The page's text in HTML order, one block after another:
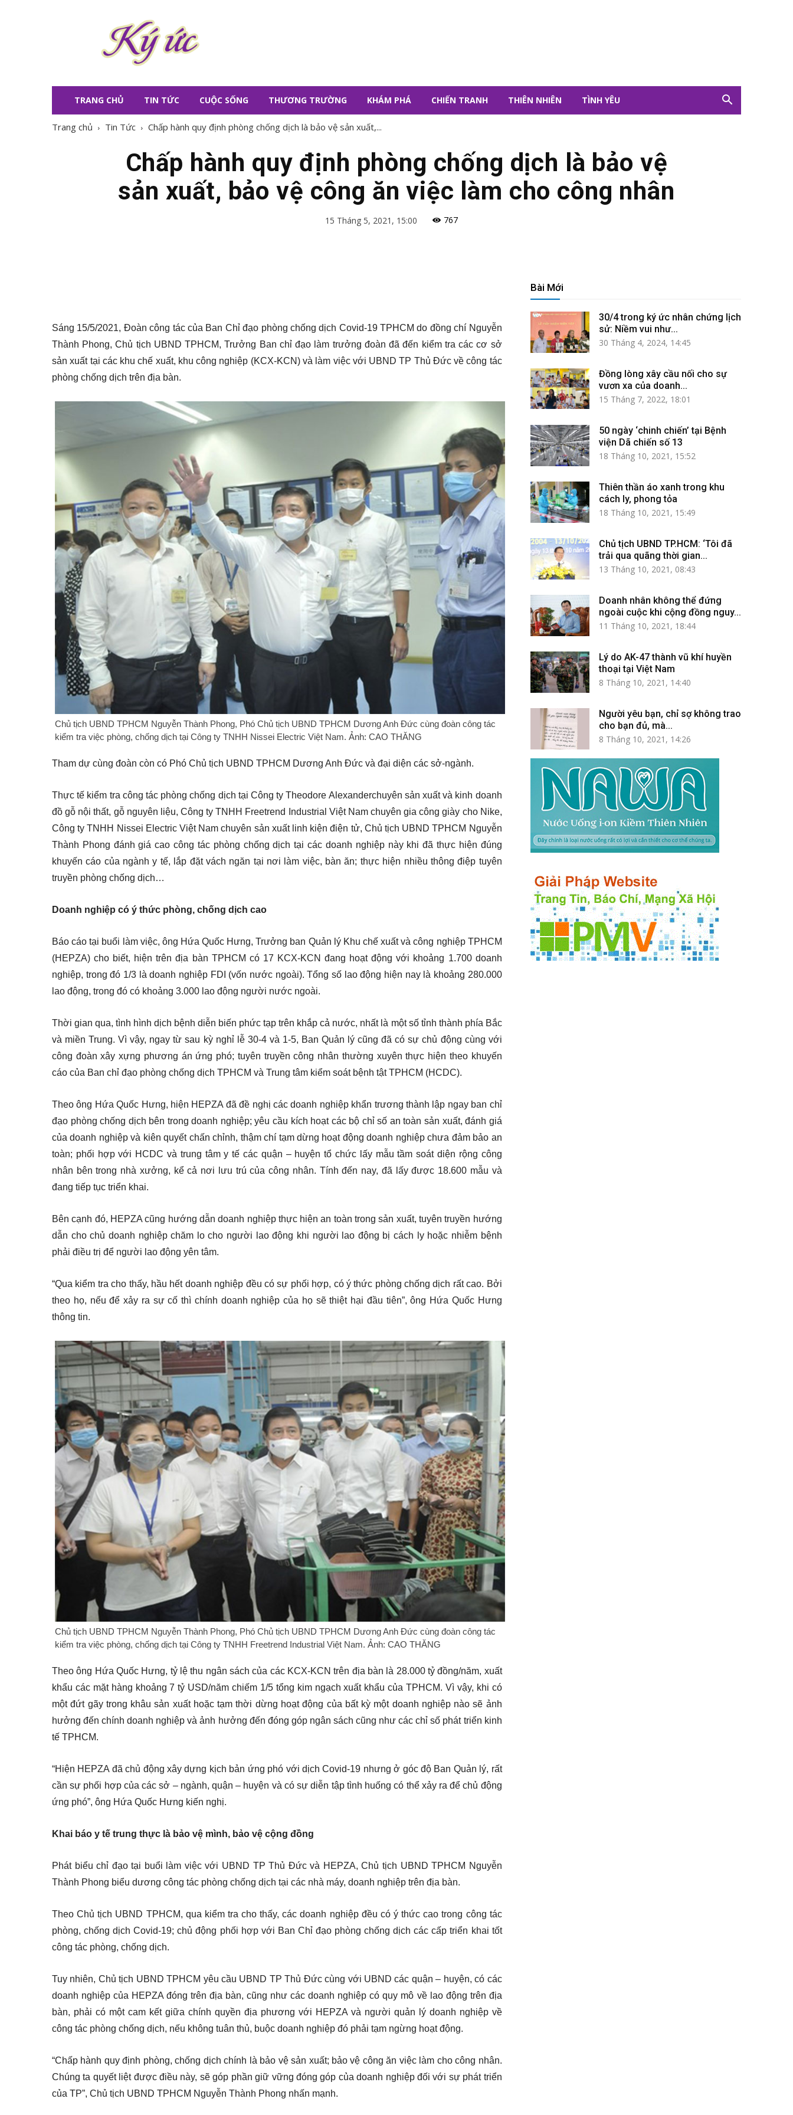
TRANG CHỦ TIN TỨC CUỘC SỐNG THƯƠNG TRƯỜNG KHÁM PHÁ CHIẾN TRANH THIÊN NHIÊN TÌNH YÊU
Trang chủ Tin Tức Chấp hành quy định phòng chống dịch là bảo vệ sản xuất,...
Chấp hành quy định phòng chống dịch là bảo vệ
sản xuất, bảo vệ công ăn việc làm cho công nhân
15 Tháng 5, 2021, 15:00 767
Sáng 15/5/2021, Đoàn công tác của Ban Chỉ đạo phòng chống dịch Covid-19 TPHCM do đồng chí Nguyễn
Thành Phong, Chủ tịch UBND TPHCM, Trưởng Ban chỉ đạo làm trưởng đoàn đã đến kiểm tra các cơ sở
sản xuất tại các khu chế xuất, khu công nghiệp (KCX-KCN) và làm việc với UBND TP Thủ Đức về công tác
phòng chống dịch trên địa bàn.
Chủ tịch UBND TPHCM Nguyễn Thành Phong, Phó Chủ tịch UBND TPHCM Dương Anh Đức cùng đoàn công tác
kiểm tra việc phòng, chống dịch tại Công ty TNHH Nissei Electric Việt Nam. Ảnh: CAO THĂNG
Tham dự cùng đoàn còn có Phó Chủ tịch UBND TPHCM Dương Anh Đức và đại diện các sở-ngành.
Thực tế kiểm tra công tác phòng chống dịch tại Công ty Theodore Alexanderchuyên sản xuất và kinh doanh
đồ gỗ nội thất, gỗ nguyên liệu, Công ty TNHH Freetrend Industrial Việt Nam chuyên gia công giày cho Nike,
Công ty TNHH Nissei Electric Việt Nam chuyên sản xuất linh kiện điện tử, Chủ tịch UBND TPHCM Nguyễn
Thành Phong đánh giá cao công tác phòng chống dịch tại các doanh nghiệp này khi đã thực hiện đúng
khuyến cáo của ngành y tế, lắp đặt vách ngăn tại nơi làm việc, bàn ăn; thực hiện nhiều thông điệp tuyên
truyền phòng chống dịch…
Doanh nghiệp có ý thức phòng, chống dịch cao
Báo cáo tại buổi làm việc, ông Hứa Quốc Hưng, Trưởng ban Quản lý Khu chế xuất và công nghiệp TPHCM
(HEPZA) cho biết, hiện trên địa bàn TPHCM có 17 KCX-KCN đang hoạt động với khoảng 1.700 doanh
nghiệp, trong đó 1/3 là doanh nghiệp FDI (vốn nước ngoài). Tổng số lao động hiện nay là khoảng 280.000
lao động, trong đó có khoảng 3.000 lao động người nước ngoài.
Thời gian qua, tình hình dịch bệnh diễn biến phức tạp trên khắp cả nước, nhất là một số tỉnh thành phía Bắc
và miền Trung. Vì vậy, ngay từ sau kỳ nghỉ lễ 30-4 và 1-5, Ban Quản lý cũng đã có sự chủ động cùng với
công đoàn xây xựng phương án ứng phó; tuyên truyền công nhân thường xuyên thực hiện theo khuyến
cáo của Ban chỉ đạo phòng chống dịch TPHCM và Trung tâm kiểm soát bệnh tật TPHCM (HCDC).
Theo ông Hứa Quốc Hưng, hiện HEPZA đã đề nghị các doanh nghiệp khẩn trương thành lập ngay ban chỉ
đạo phòng chống dịch bên trong doanh nghiệp; yêu cầu kích hoạt các bộ chỉ số an toàn sản xuất, đánh giá
của doanh nghiệp và kiên quyết chấn chỉnh, thậm chí tạm dừng hoạt động doanh nghiệp chưa đảm bảo an
toàn; phối hợp với HCDC và trung tâm y tế các quận – huyện tổ chức lấy mẫu tầm soát diện rộng công
nhân bên trong nhà xưởng, kể cả nơi lưu trú của công nhân. Tính đến nay, đã lấy được 18.600 mẫu và
đang tiếp tục triển khai.
Bên cạnh đó, HEPZA cũng hướng dẫn doanh nghiệp thực hiện an toàn trong sản xuất, tuyên truyền hướng
dẫn cho chủ doanh nghiệp chăm lo cho người lao động khi người lao động bị cách ly hoặc nhiễm bệnh
phải điều trị để người lao động yên tâm.
“Qua kiểm tra cho thấy, hầu hết doanh nghiệp đều có sự phối hợp, có ý thức phòng chống dịch rất cao. Bởi
theo họ, nếu để xảy ra sự cố thì chính doanh nghiệp của họ sẽ thiệt hại đầu tiên”, ông Hứa Quốc Hưng
thông tin.
Chủ tịch UBND TPHCM Nguyễn Thành Phong, Phó Chủ tịch UBND TPHCM Dương Anh Đức cùng đoàn công tác
kiểm tra việc phòng, chống dịch tại Công ty TNHH Freetrend Industrial Việt Nam. Ảnh: CAO THĂNG
Theo ông Hứa Quốc Hưng, tỷ lệ thu ngân sách của các KCX-KCN trên địa bàn là 28.000 tỷ đồng/năm, xuất
khẩu các mặt hàng khoảng 7 tỷ USD/năm chiếm 1/5 tổng kim ngạch xuất khẩu của TPHCM. Vì vậy, khi có
một đứt gãy trong khâu sản xuất hoặc tạm thời dừng hoạt động của bất kỳ một doanh nghiệp nào sẽ ảnh
hưởng đến chính doanh nghiệp và ảnh hưởng đến đóng góp ngân sách cũng như các chỉ số phát triển kinh
tế TPHCM.
“Hiện HEPZA đã chủ động xây dựng kịch bản ứng phó với dịch Covid-19 nhưng ở góc độ Ban Quản lý, rất
cần sự phối hợp của các sở – ngành, quận – huyện và có sự diễn tập tình huống có thể xảy ra để chủ động
ứng phó”, ông Hứa Quốc Hưng kiến nghị.
Khai báo y tế trung thực là bảo vệ mình, bảo vệ cộng đồng
Phát biểu chỉ đạo tại buổi làm việc với UBND TP Thủ Đức và HEPZA, Chủ tịch UBND TPHCM Nguyễn
Thành Phong biểu dương công tác phòng chống dịch tại các nhà máy, doanh nghiệp trên địa bàn.
Theo Chủ tịch UBND TPHCM, qua kiểm tra cho thấy, các doanh nghiệp đều có ý thức cao trong công tác
phòng, chống dịch Covid-19; chủ động phối hợp với Ban Chỉ đạo phòng chống dịch các cấp triển khai tốt
công tác phòng, chống dịch.
Tuy nhiên, Chủ tịch UBND TPHCM yêu cầu UBND TP Thủ Đức cùng với UBND các quận – huyện, có các
doanh nghiệp của HEPZA đóng trên địa bàn, cũng như các doanh nghiệp có quy mô về lao động trên địa
bàn, phải có một cam kết giữa chính quyền địa phương với HEPZA và người quản lý doanh nghiệp về
công tác phòng chống dịch, nếu không tuân thủ, buộc doanh nghiệp đó phải tạm ngừng hoạt động.
“Chấp hành quy định phòng, chống dịch chính là bảo vệ sản xuất; bảo vệ công ăn việc làm cho công nhân.
Chúng ta quyết liệt được điều này, sẽ góp phần giữ vững đóng góp của doanh nghiệp đối với sự phát triển
của TP”, Chủ tịch UBND TPHCM Nguyễn Thành Phong nhấn mạnh.
Bài Mới
30/4 trong ký ức nhân chứng lịch
sử: Niềm vui như...
30 Tháng 4, 2024, 14:45
Đồng lòng xây cầu nối cho sự
vươn xa của doanh...
15 Tháng 7, 2022, 18:01
50 ngày ‘chinh chiến’ tại Bệnh
viện Dã chiến số 13
18 Tháng 10, 2021, 15:52
Thiên thần áo xanh trong khu
cách ly, phong tỏa
18 Tháng 10, 2021, 15:49
Chủ tịch UBND TP.HCM: ‘Tôi đã
trải qua quãng thời gian...
13 Tháng 10, 2021, 08:43
Doanh nhân không thể đứng
ngoài cuộc khi cộng đồng nguy...
11 Tháng 10, 2021, 18:44
Lý do AK-47 thành vũ khí huyền
thoại tại Việt Nam
8 Tháng 10, 2021, 14:40
Người yêu bạn, chỉ sợ không trao
cho bạn đủ, mà...
8 Tháng 10, 2021, 14:26